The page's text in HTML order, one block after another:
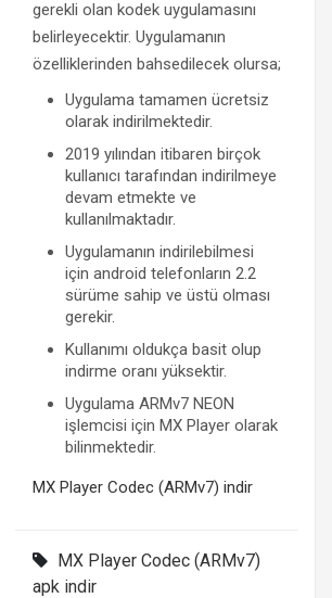
gerekli olan kodek uygulamasını
belirleyecektir. Uygulamanın
özelliklerinden bahsedilecek olursa;
Uygulama tamamen ücretsiz
olarak indirilmektedir.
2019 yılından itibaren birçok
kullanıcı tarafından indirilmeye
devam etmekte ve
kullanılmaktadır.
Uygulamanın indirilebilmesi
için android telefonların 2.2
sürüme sahip ve üstü olması
gerekir.
Kullanımı oldukça basit olup
indirme oranı yüksektir.
Uygulama ARMv7 NEON
işlemcisi için MX Player olarak
bilinmektedir.
MX Player Codec (ARMv7) indir
MX Player Codec (ARMv7)
apk indir